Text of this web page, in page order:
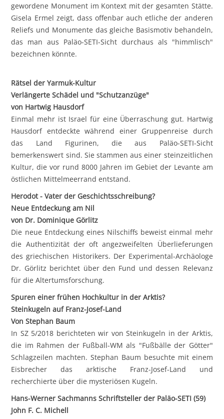
gewordene Monument im Kontext mit der gesamten Stätte.
Gisela Ermel zeigt, dass offenbar auch etliche der anderen
Reliefs und Monumente das gleiche Basismotiv behandeln,
das man aus Paläo-SETI-Sicht durchaus als "himmlisch"
bezeichnen könnte.
Rätsel der Yarmuk-Kultur
Verlängerte Schädel und "Schutzanzüge"
von Hartwig Hausdorf
Einmal mehr ist Israel für eine Überraschung gut. Hartwig
Hausdorf entdeckte während einer Gruppenreise durch
das Land Figurinen, die aus Paläo-SETI-Sicht
bemerkenswert sind. Sie stammen aus einer steinzeitlichen
Kultur, die vor rund 8000 Jahren im Gebiet der Levante am
östlichen Mittelmeerrand entstand.
Herodot - Vater der Geschichtsschreibung?
Neue Entdeckung am Nil
von Dr. Dominique Görlitz
Die neue Entdeckung eines Nilschiffs beweist einmal mehr
die Authentizität der oft angezweifelten Überlieferungen
des griechischen Historikers. Der Experimental-Archäologe
Dr. Görlitz berichtet über den Fund und dessen Relevanz
für die Altertumsforschung.
Spuren einer frühen Hochkultur in der Arktis?
Steinkugeln auf Franz-Josef-Land
Von Stephan Baum
In SZ 5/2018 berichteten wir von Steinkugeln in der Arktis,
die im Rahmen der Fußball-WM als "Fußbälle der Götter"
Schlagzeilen machten. Stephan Baum besuchte mit einem
Eisbrecher das arktische Franz-Josef-Land und
recherchierte über die mysteriösen Kugeln.
Hans-Werner Sachmanns Schriftsteller der Paläo-SETI (59)
John F. C. Michell